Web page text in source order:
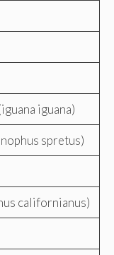
iguana)
spretus)
californianus)